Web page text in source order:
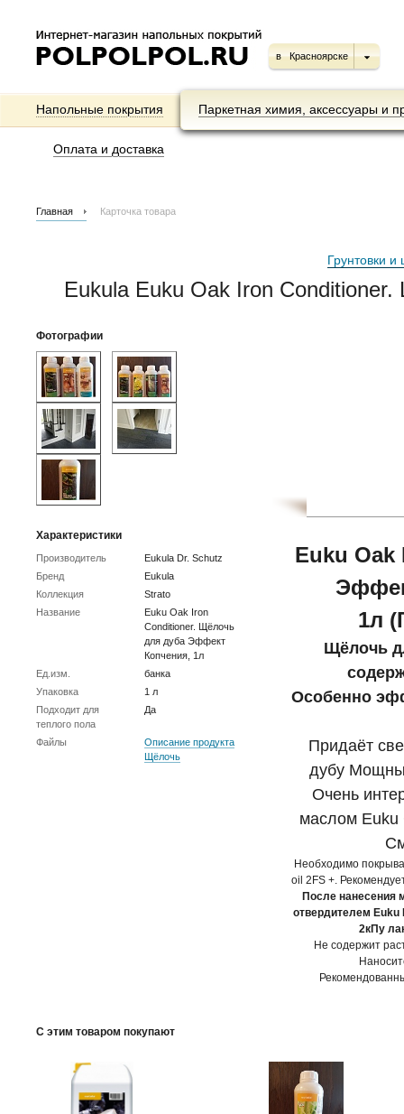
в Красноярске
Напольные покрытия Паркетная химия, аксессуары и
Оплата и доставка
Главная Карточка товара
Грунтовки и
Eukula Euku Oak Iron
Фотографии
Характеристики
Производитель
Eukula Dr. Schutz
Бренд
Eukula
Коллекция
Strato
Название
Euku Oak Iron
Conditioner. Щёлочь
для дуба Эффект
Копчения, 1л
Ед.изм.
банка
Упаковка
1 л
Подходит для
теплого пола
Да
Файлы
Описание продукта
Щёлочь
Euku
1л
Щёлочь
Особенно
Придаёт
дубу
Очень
маслом Euku
Необходимо
oil 2FS +.
После нанесения
отвердителем Euku
2кПу
Не содержит
С этим товаром покупают